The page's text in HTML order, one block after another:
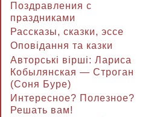
Поздравления с
праздниками
Рассказы, сказки, эссе
Оповідання та казки
Авторські вірші: Лариса
Кобылянская — Строган
(Соня Буре)
Интересное? Полезное?
Решать вам!